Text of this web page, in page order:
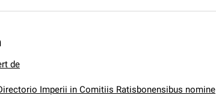
de
Imperii in Comitiis Ratisbonensibus nomine